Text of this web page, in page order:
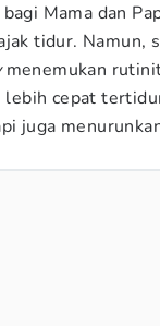
Mama dan
tidur. Namun,
menemukan
lebih cepat
juga